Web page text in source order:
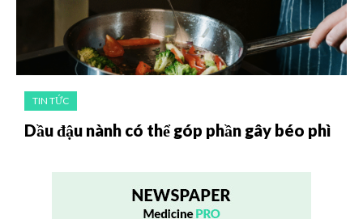
TIN TỨC
Dầu đậu nành có thể góp phần gây béo phì